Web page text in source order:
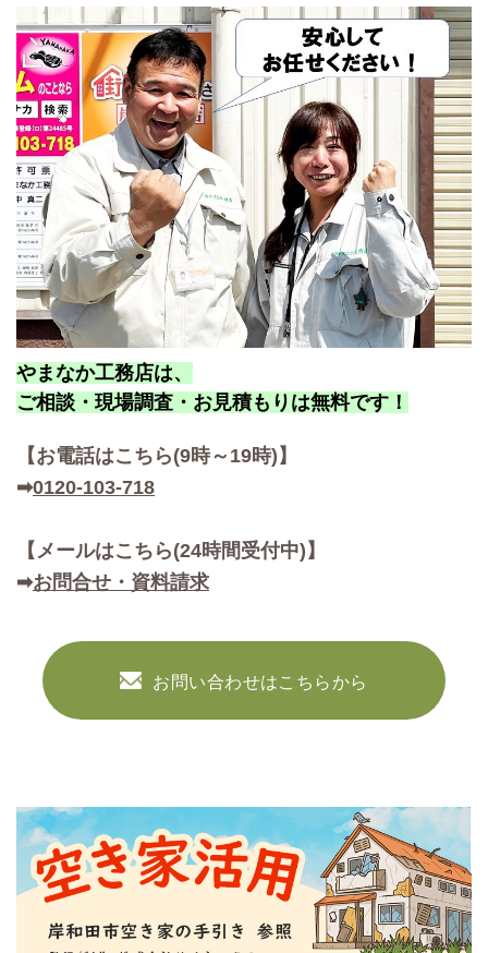
やまなか工務店は、
ご相談・現場調査・お見積もりは無料です！
【お電話はこちら(9時～19時)】
➡0120-103-718
【メールはこちら(24時間受付中)】
➡お問合せ・資料請求
お問い合わせはこちらから